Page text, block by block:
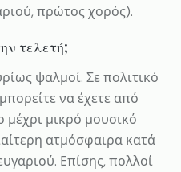
πρώτος χορός).
τελετή;
ψαλμοί. Σε πολιτικό
να έχετε από
μέχρι μικρό μουσικό
ατμόσφαιρα κατά
Επίσης, πολλοί